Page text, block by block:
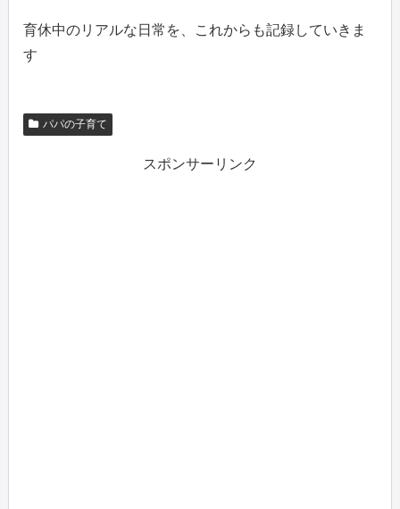
育休中のリアルな日常を、これからも記録していきま
す
パパの子育て
スポンサーリンク